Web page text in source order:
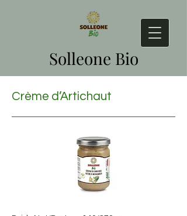
Solleone Bio
Crème d’Artichaut